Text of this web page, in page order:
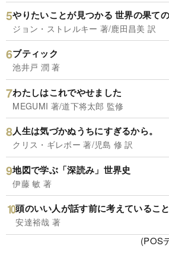
やりたいことが見つかる 世界の果て
ジョン・ストレルキー 著/鹿田昌美 訳
ブティック
池井戸 潤 著
わたしはこれでやせました
MEGUMI 著/道下将太郎 監修
人生は気づかぬうちにすぎるから。
クリス・ギレボー 著/児島 修 訳
地図で学ぶ「深読み」世界史
伊藤 敏 著
頭のいい人が話す前に考えていること
安達裕哉 著
(POS